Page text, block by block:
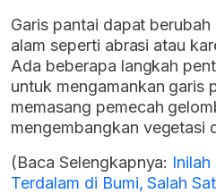
Garis pantai dapat
alam seperti abrasi atau
Ada beberapa langkah
untuk mengamankan garis
memasang pemecah
mengembangkan vegetasi
(Baca Selengkapnya:
Terdalam di Bumi, Salah